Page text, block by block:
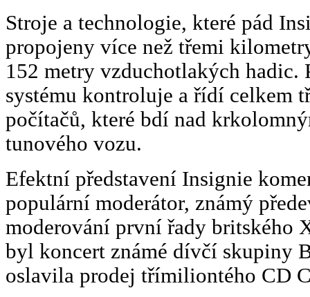
Stroje a technologie, které pád
propojeny více než třemi
152 metry vzduchotlakých hadic.
systému kontroluje a řídí celkem
počítačů, které bdí nad
tunového vozu.
Efektní představení Insignie
populární moderátor, známý
moderování první řady britského
byl koncert známé dívčí skupiny
oslavila prodej třímiliontého CD